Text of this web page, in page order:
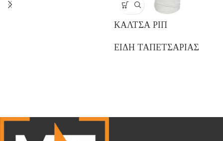
ΚΑΛΤΣΑ ΡΙΠ
ΕΙΔΗ ΤΑΠΕΤΣΑΡΙΑΣ